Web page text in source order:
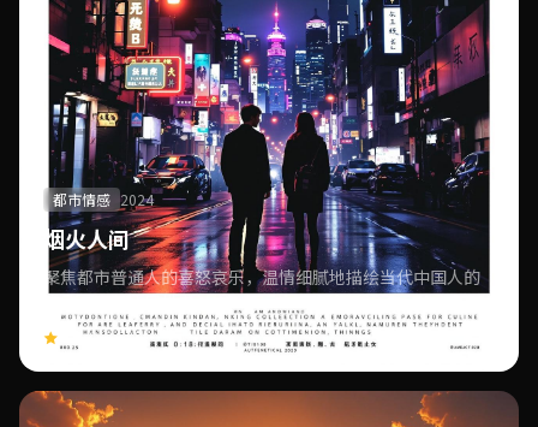
都市情感 2024
烟火人间
聚焦都市普通人的喜怒哀乐，温情细腻地描绘当代中国人的
生活百态与情感世界。
8.9 3.5亿